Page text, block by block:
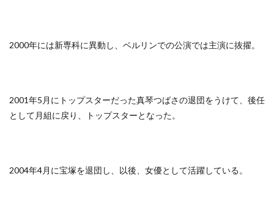
2000年には新専科に異動し、ベルリンでの公演では主演に抜擢。
2001年5月にトップスターだった真琴つばさの退団をうけて、後任
として月組に戻り、トップスターとなった。
2004年4月に宝塚を退団し、以後、女優として活躍している。